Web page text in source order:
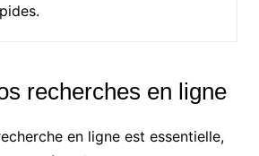
recherches en ligne
en ligne est essentielle,